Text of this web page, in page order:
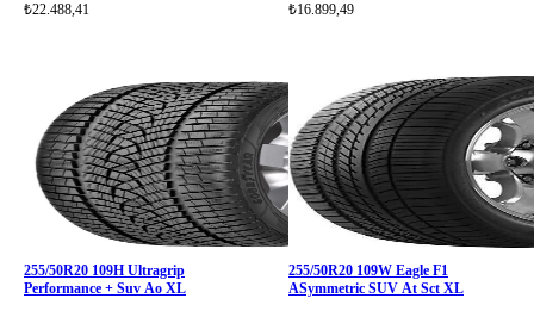
₺22.488,41 ₺16.899,49
255/50R20 109H Ultragrip
Performance + Suv Ao XL
255/50R20 109W Eagle F1
ASymmetric SUV At Sct XL